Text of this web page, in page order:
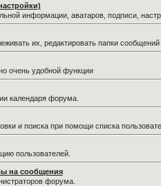
информации, аватаров, подписи,
их, редактировать папки
очень удобной функции
календаря форума.
и поиска при помощи списка
пользователей.
на сообщения
форума.